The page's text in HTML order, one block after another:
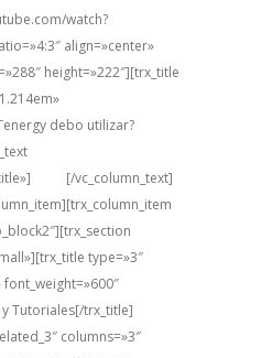
watch?
align=»center»
height=»222″][trx_title
debo utilizar?
[/vc_column_text]
type=»3″
Tutoriales[/trx_title]
columns=»3″